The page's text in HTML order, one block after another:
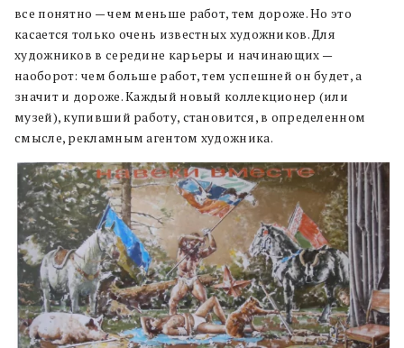
все понятно — чем меньше работ, тем дороже. Но это
касается только очень известных художников. Для
художников в середине карьеры и начинающих —
наоборот: чем больше работ, тем успешней он будет, а
значит и дороже. Каждый новый коллекционер (или
музей), купивший работу, становится, в определенном
смысле, рекламным агентом художника.